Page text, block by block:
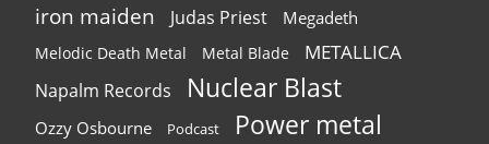
iron maiden Judas Priest Megadeth
Melodic Death Metal Metal Blade METALLICA
Napalm Records Nuclear Blast
Ozzy Osbourne Podcast Power metal